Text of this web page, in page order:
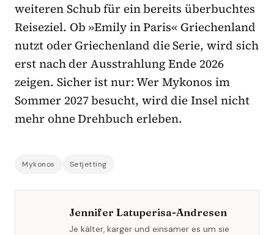
weiteren Schub für ein bereits überbuchtes
Reiseziel. Ob »Emily in Paris« Griechenland
nutzt oder Griechenland die Serie, wird sich
erst nach der Ausstrahlung Ende 2026
zeigen. Sicher ist nur: Wer Mykonos im
Sommer 2027 besucht, wird die Insel nicht
mehr ohne Drehbuch erleben.
Mykonos Setjetting
Jennifer Latuperisa-Andresen
Je kälter, karger und einsamer es um sie